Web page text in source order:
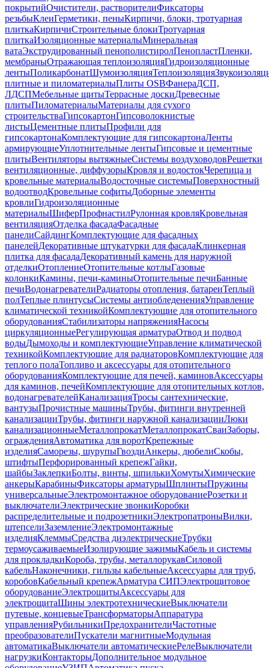
покрытийОчистители, растворителиФиксаторы
резьбыКлеиГерметики, пеныКирпичи, блоки, тротуарная
плиткаКирпичиСтроительные блокиТротуарная
плиткаИзоляционные материалыМинеральная
ватаЭкструдированный пенополистиролПенопластПленки,
мембраныОтражающая теплоизоляцияГидроизоляционные
лентыПоликарбонатШумоизоляцияТеплоизоляция
плитные и пиломатериалыПлиты OSBФанераДСП,
ЛДСПМебельные щитыТеррасные доскиДревесные
плитыПиломатериалыМатериалы для сухого
строительстваГипсокартонГипсоволокнистые
листыЦементные плитыПрофили для
гипсокартонаКомплектующие для гипсокартонаЛенты
армирующиеУплотнительные лентыГипсовые и цементные
плитыВентиляторы вытяжныеСистемы воздуховодовРешетки
вентиляционные, диффузорыКровля и водостокЧерепица и
кровельные материалыВодосточные системыПоверхностный
водоотводКровельные софитыДоборные элементы
кровлиГидроизоляционные
материалыШиферПрофнастилРулонная кровляКровельная
вентиляцияОтделка фасадаФасадные
панелиСайдингКомплектующие для фасадных
панелейДекоративные штукатурки для фасадаКлинкерная
плитка для фасадаДекоративный камень для наружной
отделкиОтоплениеОтопительные котлыГазовые
колонкиКамины, печи-каминыОтопительные печиБанные
печиВодонагревателиРадиаторы отопления, батареиТеплый
полТеплые плинтусыСистемы антиобледененияУправление
климатической техникойКомплектующие для отопительного
оборудованияСтабилизаторы напряженияНасосы
циркуляционныеРегулирующая арматураОтвод и подвод
водыДымоходы и комплектующиеУправление климатической
техникойКомплектующие для радиаторовКомплектующие для
теплого полаТопливо и аксессуары для отопительного
оборудованияКомплектующие для печей, каминовАксессуары
для каминов, печейКомплектующие для отопительных котлов,
водонагревателейКанализацияТросы сантехнические,
вантузыПрочистные машиныТрубы, фитинги внутренней
канализацииТрубы, фитинги наружной канализацииЛюки
канализационныеМеталлопрокатМеталлопрокатСваиЗаборы,
огражденияАвтоматика для воротКрепежные
изделияСаморезы, шурупыГвоздиАнкеры, дюбелиСкобы,
штифтыПерфорированный крепежГайки,
шайбыЗаклепкиБолты, винты, шпилькиХомутыХимические
анкерыКарабиныФиксаторы арматурыШплинтыПружины
универсальныеЭлектромонтажное оборудованиеРозетки и
выключателиЭлектрические звонкиКоробки
распределительные и подрозетникиЭлектропатроныВилки,
штепселиЗаземлениеЭлектромонтажные
изделияКлеммыСредства диэлектрическиеТрубки
термоусаживаемыеИзолирующие зажимыКабель и системы
для прокладкиКороба, трубы, металлорукавСиловой
кабельНаконечники, гильзы кабельныеАксессуары для труб,
коробовКабельный крепежАрматура СИПЭлектрощитовое
оборудованиеЭлектрощитыАксессуары для
электрощитаШины электротехническиеВыключатели
путевые, концевыеТрансформаторыАппаратура
управленияРубильникиПредохранителиЧастотные
преобразователиПускатели магнитныеМодульная
автоматикаВыключатели автоматическиеРелеВыключатели
нагрузкиКонтакторыДополнительное модульное